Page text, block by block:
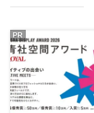
PR